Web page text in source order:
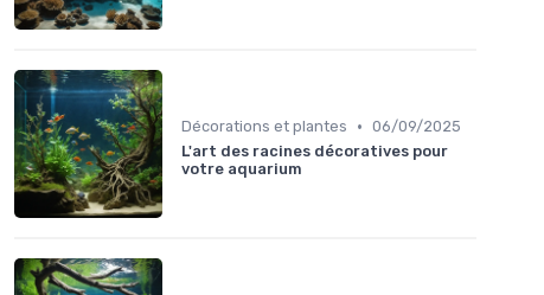
Décorations et plantes • 06/09/2025
L'art des racines décoratives pour
votre aquarium